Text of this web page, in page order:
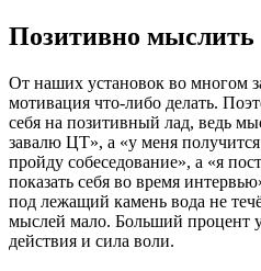
Позитивно мыслить
От наших установок во многом
мотивация что-либо делать.
себя на позитивный лад, ведь
завалю ЦТ», а «у меня
пройду собеседование», а «я
показать себя во время
под лежащий камень вода не
мыслей мало. Больший процент
действия и сила воли.